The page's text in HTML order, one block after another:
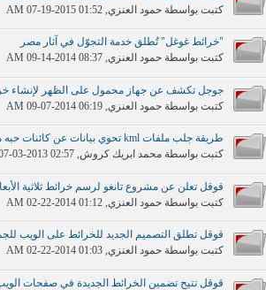
كتبت بواسطة حمود العنزي‏, 07-19-2015 01:52 AM
"خرائط غوغل" تُطلق خدمة التجوّل في آثار مصر
كتبت بواسطة حمود العنزي‏, 09-14-2014 08:37 AM
جوجل تكشف عن جهاز محمول على الظهر لإنشاء
كتبت بواسطة حمود العنزي‏, 09-07-2014 06:19 AM
طريقة جلب ملفات kml تحوي بيانات عن كائنات حيه من gbif وعرضها بالقوقل ايرث
كتبت بواسطة محمد ابريك كروش‏, 07-03-2013 02:57 PM
قوقل تعلن عن مشروع تانغو لرسم خرائط ثلاثية
كتبت بواسطة حمود العنزي‏, 02-22-2014 01:12 AM
قوقل تطلق التصميم الجديد للخرائط على الويب
كتبت بواسطة حمود العنزي‏, 02-22-2014 01:03 AM
قوقل تتيح تضمين الخرائط الجديدة في صفحات